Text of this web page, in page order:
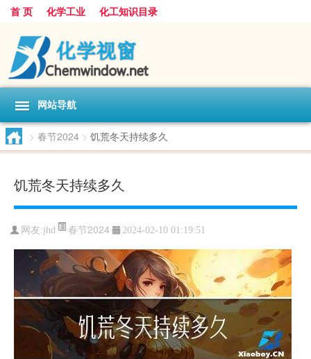
首 页 化学工业 化工知识目录
网站导航
> 春节2024 > 饥荒冬天持续多久
饥荒冬天持续多久
网友:jhd 春节2024 2024-02-10 01:19:51